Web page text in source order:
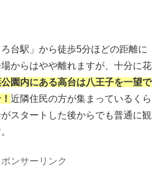
台駅」から徒歩5分ほどの距離に
からはやや離れますが、十分に花
園内にある高台は八王子を一望で
近隣住民の方が集まっているくら
スタートした後からでも普通に観
ポンサーリンク